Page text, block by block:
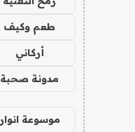
طعم وكيف
أركاني
مدونة صحبة
موسوعة انوار